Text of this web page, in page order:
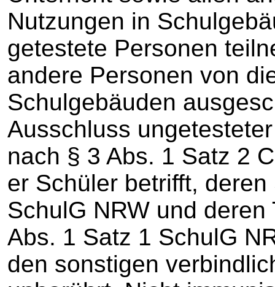
Nutzungen in
getestete Personen
andere Personen von
Schulgebäuden
Ausschluss
nach § 3 Abs. 1 Satz 2
er Schüler betrifft,
SchulG NRW und
Abs. 1 Satz 1 SchulG
den sonstigen